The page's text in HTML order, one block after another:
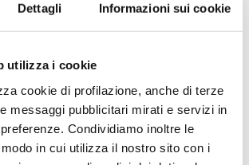
Dettagli Informazioni sui cookie
utilizza i cookie
cookie di profilazione, anche di terze
messaggi pubblicitari mirati e servizi in
Condividiamo inoltre le
in cui utilizza il nostro sito con i